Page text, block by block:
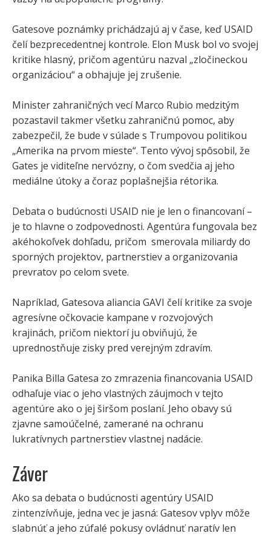
Gatesove poznámky prichádzajú aj v čase, keď USAID
čelí bezprecedentnej kontrole. Elon Musk bol vo svojej
kritike hlasný, pričom agentúru nazval „zločineckou
organizáciou“ a obhajuje jej zrušenie.
Minister zahraničných vecí Marco Rubio medzitým
pozastavil takmer všetku zahraničnú pomoc, aby
zabezpečil, že bude v súlade s Trumpovou politikou
„Amerika na prvom mieste“. Tento vývoj spôsobil, že
Gates je viditeľne nervózny, o čom svedčia aj jeho
mediálne útoky a čoraz poplašnejšia rétorika.
Debata o budúcnosti USAID nie je len o financovaní –
je to hlavne o zodpovednosti. Agentúra fungovala bez
akéhokoľvek dohľadu, pričom smerovala miliardy do
sporných projektov, partnerstiev a organizovania
prevratov po celom svete.
Napríklad, Gatesova aliancia GAVI čelí kritike za svoje
agresívne očkovacie kampane v rozvojových
krajinách, pričom niektorí ju obviňujú, že
uprednostňuje zisky pred verejným zdravím.
Panika Billa Gatesa zo zmrazenia financovania USAID
odhaľuje viac o jeho vlastných záujmoch v tejto
agentúre ako o jej širšom poslaní. Jeho obavy sú
zjavne samoúčelné, zamerané na ochranu
lukratívnych partnerstiev vlastnej nadácie.
Záver
Ako sa debata o budúcnosti agentúry USAID
zintenzívňuje, jedna vec je jasná: Gatesov vplyv môže
slabnúť a jeho zúfalé pokusy ovládnuť naratív len